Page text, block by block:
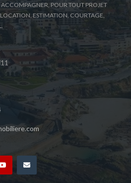
POUR TOUT PROJET
ESTIMATION, COURTAGE,